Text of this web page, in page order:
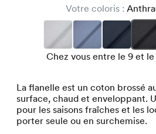
Votre coloris :
Chez vous entre le 9 et
La flanelle est un coton brossé
surface, chaud et enveloppant.
pour les saisons fraîches et les
porter seule ou en surchemise.